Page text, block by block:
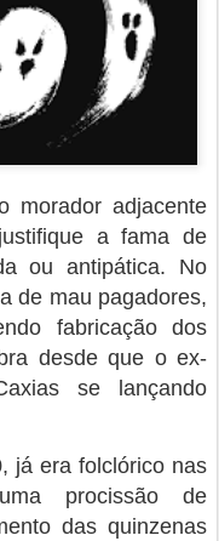
morador adjacente
a fama de
ou antipática. No
de mau pagadores,
fabricação dos
desde que o ex-
se lançando
já era folclórico nas
procissão de
das quinzenas